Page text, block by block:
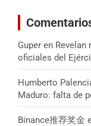
Guper en Revelan
oficiales del
Humberto
Maduro: falta de
Binance推荐奖金